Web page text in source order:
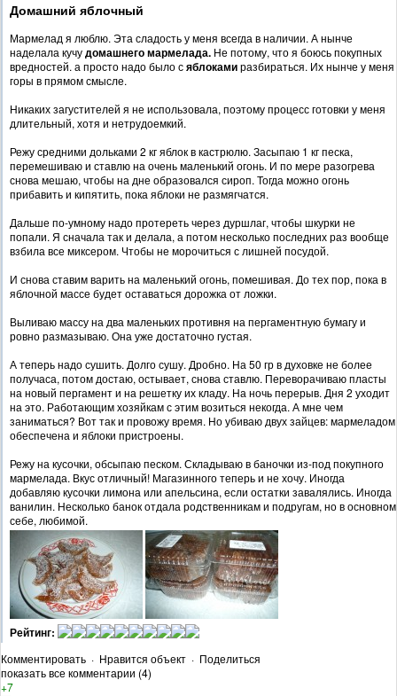
Домашний яблочный
Мармелад я люблю. Эта сладость у меня всегда в наличии. А нынче
наделала кучудомашнего мармелада. Не потому, что я боюсь покупных
вредностей. а просто надо было сяблокамиразбираться. Их нынче у меня
горы в прямом смысле.
Никаких загустителей я не использовала, поэтому процесс готовки у меня
длительный, хотя и нетрудоемкий.
Режу средними дольками 2 кг яблок в кастрюлю. Засыпаю 1 кг песка,
перемешиваю и ставлю на очень маленький огонь. И по мере разогрева
снова мешаю, чтобы на дне образовался сироп. Тогда можно огонь
прибавить и кипятить, пока яблоки не размягчатся.
Дальше по-умному надо протереть через дуршлаг, чтобы шкурки не
попали. Я сначала так и делала, а потом несколько последних раз вообще
взбила все миксером. Чтобы не морочиться с лишней посудой.
И снова ставим варить на маленький огонь, помешивая. До тех пор, пока в
яблочной массе будет оставаться дорожка от ложки.
Выливаю массу на два маленьких противня на пергаментную бумагу и
ровно размазываю. Она уже достаточно густая.
А теперь надо сушить. Долго сушу. Дробно. На 50 гр в духовке не более
получаса, потом достаю, остывает, снова ставлю. Переворачиваю пласты
на новый пергамент и на решетку их кладу. На ночь перерыв. Дня 2 уходит
на это. Работающим хозяйкам с этим возиться некогда. А мне чем
заниматься? Вот так и провожу время. Но убиваю двух зайцев: мармеладом
обеспечена и яблоки пристроены.
Режу на кусочки, обсыпаю песком. Складываю в баночки из-под покупного
мармелада. Вкус отличный! Магазинного теперь и не хочу. Иногда
добавляю кусочки лимона или апельсина, если остатки завалялись. Иногда
ванилин. Несколько банок отдала родственникам и подругам, но в основном
себе, любимой.
Рейтинг:
Комментировать · Нравится объект · Поделиться
показать все комментарии (4)
+7